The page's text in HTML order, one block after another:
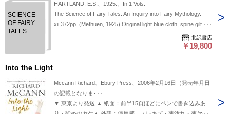
99 The kingdom of the Spirit 102 PLATES 105 Divine geometry
Geometrical schemes 122 Creation 128 Roses for the Queen
of Heaven 134 Revelation Source references 141 Further
SCIENCE
OF FAIRY
TALES.
HARTLAND, E.S.、1925.、In 1 Vols.
The Science of Fairy Tales. An Inquiry into Fairy Mythology.
xii,372pp. (Methuen, 1925) Original light blue cloth, spine gilt
titled, all edges foxed and stained, previous owner's name and
stamp on front fee endpaper, some red pencil markings and
北沢書店
￥19,800
Into the Light
Mccann Richard、Ebury Press、2006年2月16日（発売年月日
の記載となりま･･･
▼ 東京より発送 ▲ 紙面：前半15頁ほどにペンで書き込みあ